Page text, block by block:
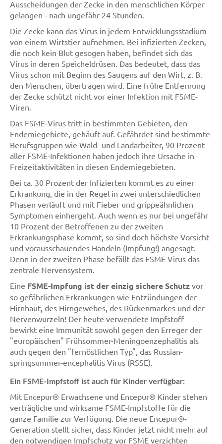
Ausscheidungen der Zecke in den menschlichen Körper
gelangen - nach ungefähr 24 Stunden.
Die Zecke kann das Virus in jedem Entwicklungsstadium
von einem Wirtstier aufnehmen. Bei infizierten Zecken,
die noch kein Blut gesogen haben, befindet sich das
Virus in deren Speicheldrüsen. Das bedeutet, dass das
Virus schon mit Beginn des Saugens auf den Wirt, z. B.
den Menschen, übertragen wird. Eine frühe Entfernung
der Zecke schützt nicht vor einer Infektion mit FSME-
Viren.
Das FSME-Virus tritt in bestimmten Gebieten, den
Endemiegebiete, gehäuft auf. Gefährdet sind bestimmte
Berufsgruppen wie Wald- und Landarbeiter, 90 Prozent
aller FSME-Infektionen haben jedoch ihre Ursache in
Freizeitaktivitäten in diesen Endemiegebieten.
Bei ca. 30 Prozent der Infizierten kommt es zu einer
Erkrankung, die in der Regel in zwei unterschiedlichen
Phasen verläuft und mit Fieber und grippeähnlichen
Symptomen einhergeht. Auch wenn es nur bei ungefähr
10 Prozent der Betroffenen zu der zweiten
Erkrankungsphase kommt, so sind doch höchste Vorsicht
und vorausschauendes Handeln (Impfung!) angesagt.
Denn in der zweiten Phase befällt das FSME Virus das
zentrale Nervensystem.
Eine FSME-Impfung ist der einzig sichere Schutz vor
so gefährlichen Erkrankungen wie Entzündungen der
Hirnhaut, des Hirngewebes, des Rückenmarkes und der
Nervenwurzeln! Der heute verwendete Impfstoff
bewirkt eine Immunität sowohl gegen den Erreger der
"europäischen" Frühsommer-Meningoenzephalitis als
auch gegen den "fernöstlichen Typ", das Russian-
springsummer-encephalitis Virus (RSSE).
Ein FSME-Impfstoff ist auch für Kinder verfügbar:
Mit Encepur® Erwachsene und Encepur® Kinder stehen
verträgliche und wirksame FSME-Impfstoffe für die
ganze Familie zur Verfügung. Die neue Encepur®-
Generation stellt sicher, dass Kinder jetzt nicht mehr auf
den notwendigen Impfschutz vor FSME verzichten